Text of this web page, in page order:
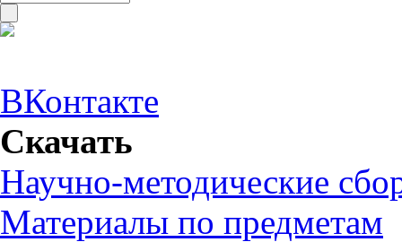
ВКонтакте
Скачать
Научно-методические
Материалы по предметам